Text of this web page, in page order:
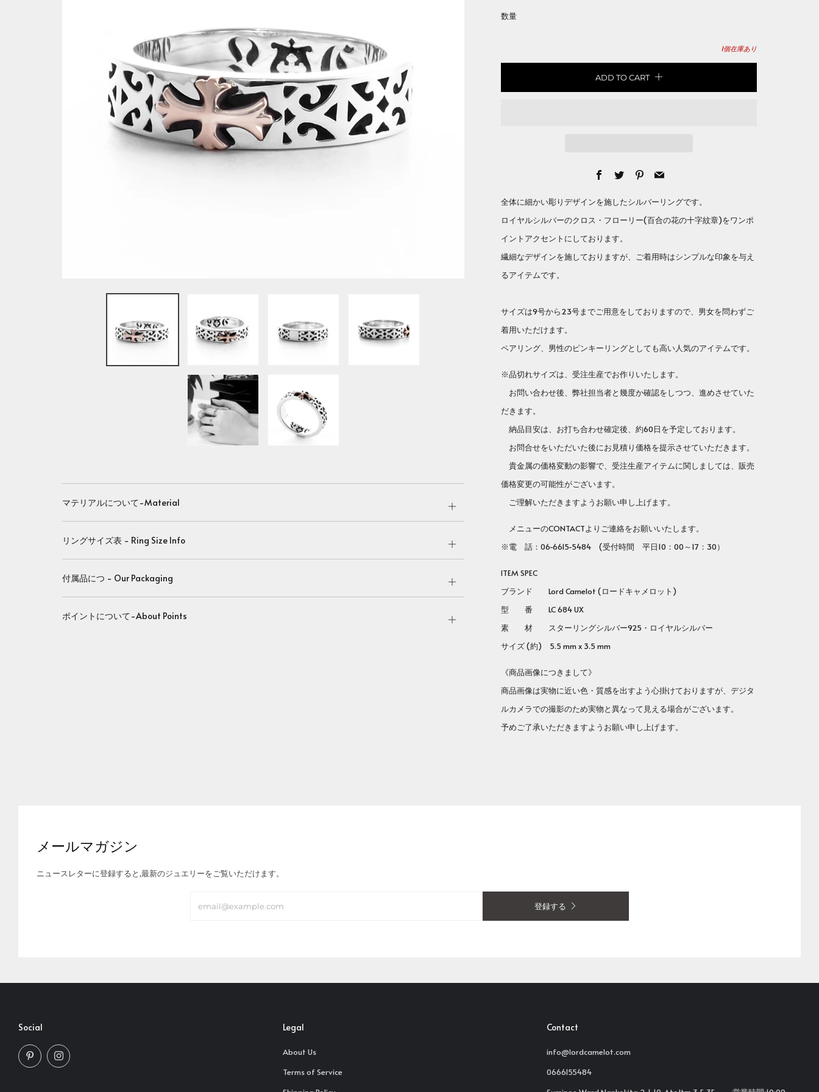
数量
1個在庫あり
ADD TO CART
Facebook
TwitterPinterest
Email
全体に細かい彫りデザインを施したシルバーリングです。
ロイヤルシルバーのクロス・フローリー(百合の花の十字紋章)をワンポ
イントアクセントにしております。
繊細なデザインを施しておりますが、ご着用時はシンプルな印象を与え
るアイテムです。
サイズは9号から23号までご用意をしておりますので、男女を問わずご
着用いただけます。
ペアリング、男性のピンキーリングとしても高い人気のアイテムです。
※品切れサイズは、受注生産でお作りいたします。
お問い合わせ後、弊社担当者と幾度か確認をしつつ、進めさせていた
だきます。
納品目安は、お打ち合わせ確定後、約60日を予定しております。
お問合せをいただいた後にお見積り価格を提示させていただきます。
貴金属の価格変動の影響で、受注生産アイテムに関しましては、販売
価格変更の可能性がございます。
ご理解いただきますようお願い申し上げます。
メニューのCONTACTよりご連絡をお願いいたします。
※電 話：06-6615-5484 (受付時間 平日10：00～17：30）
ITEM SPEC
ブランド Lord Camelot (ロードキャメロット)
型 番 LC 684 UX
素 材 スターリングシルバー925・ロイヤルシルバー
サイズ (約) 5.5 mm x 3.5 mm
《商品画像につきまして》
商品画像は実物に近い色・質感を出すよう心掛けておりますが、デジタ
ルカメラでの撮影のため実物と異なって見える場合がございます。
予めご了承いただきますようお願い申し上げます。
マテリアルについて-Material
Open
tab
リングサイズ表 - Ring Size Info
Open
tab
付属品につ - Our Packaging
Open
tab
ポイントについて-About Points
Open
メールマガジン
ニュースレターに登録すると,最新のジュエリーをご覧いただけます。
登録する
Social
PinterestInstagram
Legal
About Us
Terms of Service
Contact
info@lordcamelot.com
0666155484